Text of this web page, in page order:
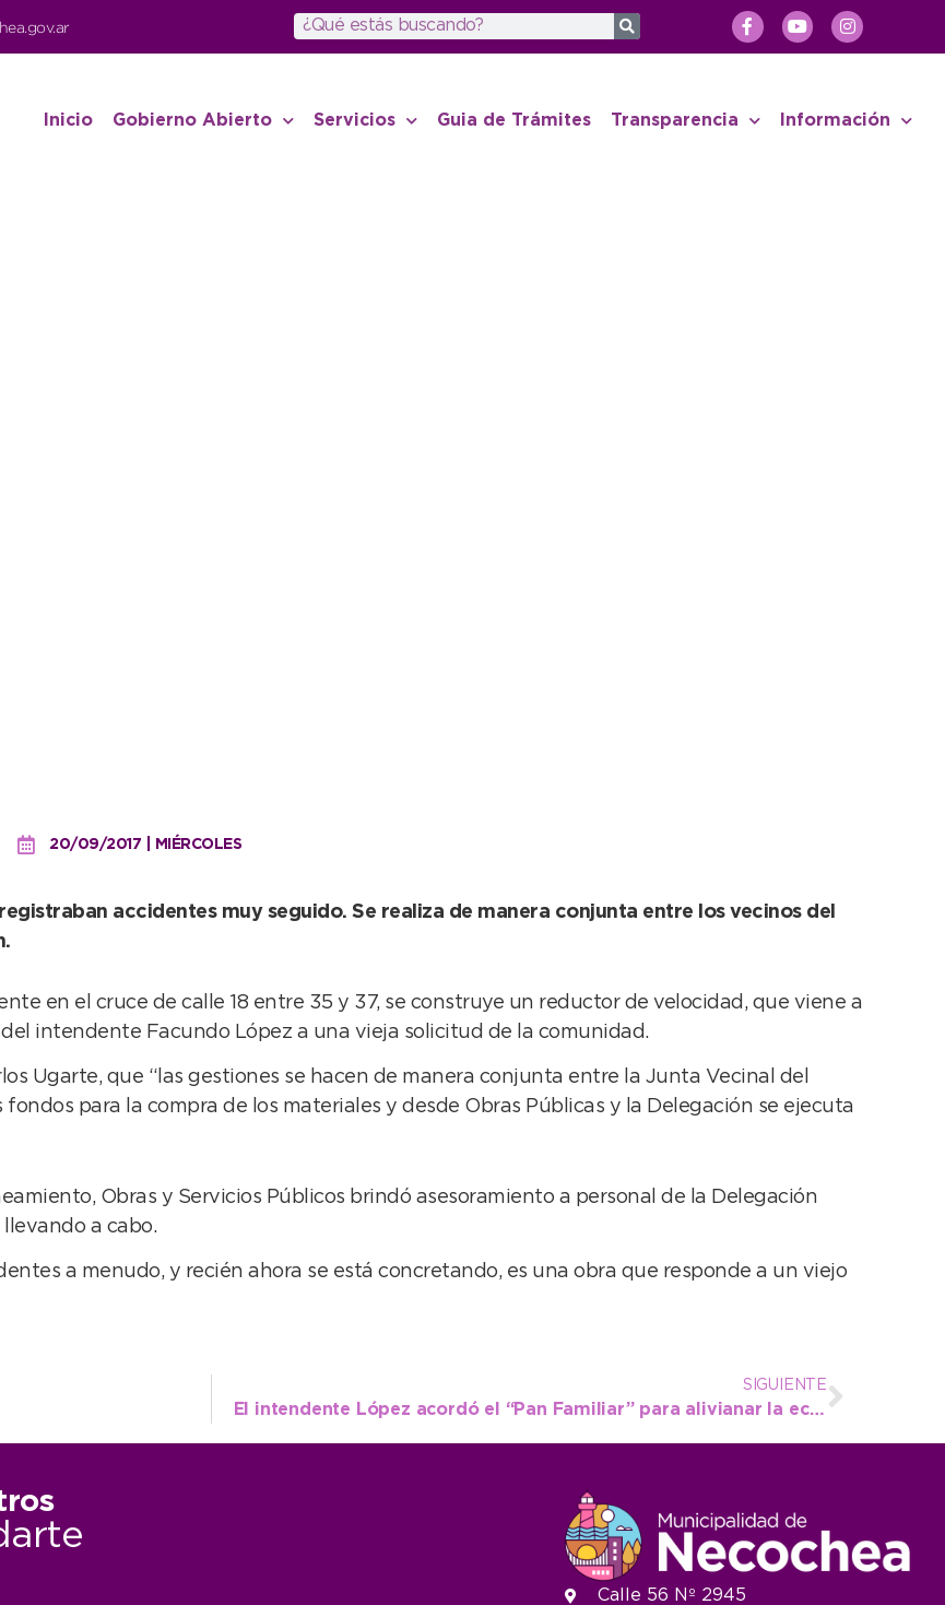
Inicio Gobierno Abierto Servicios Guia de Trámites Transparencia Información
20/09/2017 | MIÉRCOLES
accidentes muy seguido. Se realiza de manera conjunta entre los vecinos del
en el cruce de calle 18 entre 35 y 37, se construye un reductor de velocidad, que viene a
intendente Facundo López a una vieja solicitud de la comunidad.
Ugarte, que “las gestiones se hacen de manera conjunta entre la Junta Vecinal del
para la compra de los materiales y desde Obras Públicas y la Delegación se ejecuta
Obras y Servicios Públicos brindó asesoramiento a personal de la Delegación
a cabo.
a menudo, y recién ahora se está concretando, es una obra que responde a un viejo
SIGUIENTE
El intendente López acordó el “Pan Familiar” para alivianar la economía del vecino
Calle 56 Nº 2945